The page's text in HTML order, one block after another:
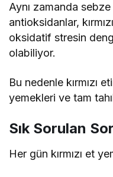
Aynı zamanda
antioksidanlar,
oksidatif stresin
olabiliyor.
Bu nedenle kırmızı
yemekleri ve tam
Sık Sorulan
Her gün kırmızı et